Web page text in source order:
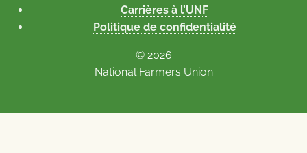
Carrières à l’UNF
Politique de confidentialité
© 2026
National Farmers Union